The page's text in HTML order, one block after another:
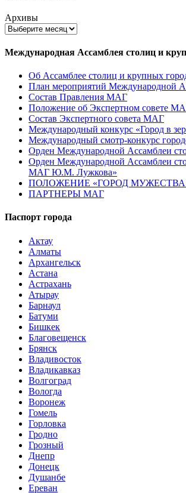
Архивы
Международная Ассамблея столиц и
Об Ассамблее столиц и крупных
План мероприятий Международной
Состав Правления МАГ
Положение об Экспертном совете
Состав Экспертного совета МАГ
Международный конкурс «Город в
Международный смотр-конкурс
Орден Международной Ассамблеи
Орден Международной Ассамблеи
МАГ Ю.М. Лужкова»
ПОЛОЖЕНИЕ «ГОРОД МУЖЕСТВА
ПАРТНЕРЫ МАГ
Паспорт города
Актау
Алматы
Архангельск
Астана
Астрахань
Атырау
Барнаул
Батуми
Бишкек
Благовещенск
Брянск
Владивосток
Владикавказ
Волгоград
Вологда
Воронеж
Гомель
Горловка
Гродно
Грозный
Днепр
Донецк
Душанбе
Ереван